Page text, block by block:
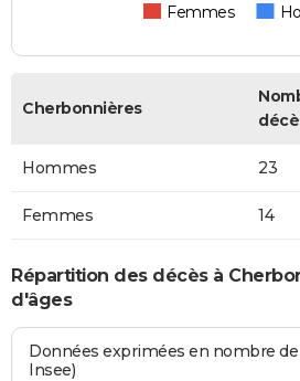
Femmes
Cherbonnières
Hommes 23
Femmes 14
Répartition des décès à
d'âges
Données exprimées en nombre de
Insee)